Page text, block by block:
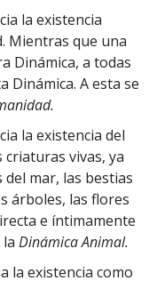
la existencia
Mientras que una
Dinámica, a todas
Dinámica. A esta se
la existencia del
criaturas vivas, ya
del mar, las bestias
árboles, las flores
e íntimamente
Dinámica Animal.
la existencia como